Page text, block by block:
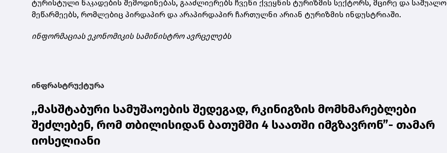
ტურისტული ნაკადების შემოდინებას, გააძლიერებს ჩვენი ქვეყნის ტურიზმის სექტორს, მცირე და საშუალო
მეწარმეებს, რომლებიც პირდაპირ და არაპირდაპირ ჩართულნი არიან ტურიზმის ინდუსტრიაში.
ინფორმაციას ეკონომიკის სამინისტრო ავრცელებს
ინფრასტრუქტურა
,,მასშტაბური სამუშაოების შედეგად, რკინიგზის მომხმარებლები
შეძლებენ, რომ თბილისიდან ბათუმში 4 საათში იმგზავრონ”- თამარ
იოსელიანი